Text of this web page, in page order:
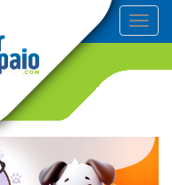
T
o
v
g